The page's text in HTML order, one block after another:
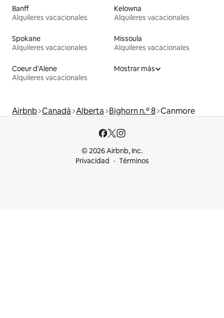
Banff
Alquileres vacacionales
Kelowna
Alquileres vacacionales
Spokane
Alquileres vacacionales
Missoula
Alquileres vacacionales
Coeur d'Alene
Alquileres vacacionales
Mostrar más
Airbnb Canadá Alberta Bighorn n.º 8 Canmore
© 2026 Airbnb, Inc.
Privacidad
Términos